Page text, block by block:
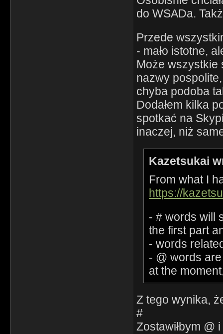
do WSADa.
Przede
- mało istotne,
Może wszystkie
nazwy
chyba podoba
Dodałem kilka
spotkać na
inaczej, niż
Kazetsukai
From what I
https://
- # words will
the first part
- words
- @ words
at the
Z tego wynika,
#
Zostawiłbym @